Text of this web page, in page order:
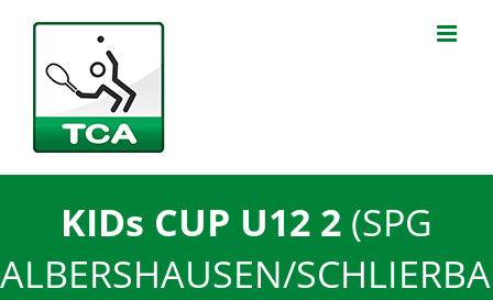
springen
KIDs CUP U12 2 (SPG
ALBERSHAUSEN/